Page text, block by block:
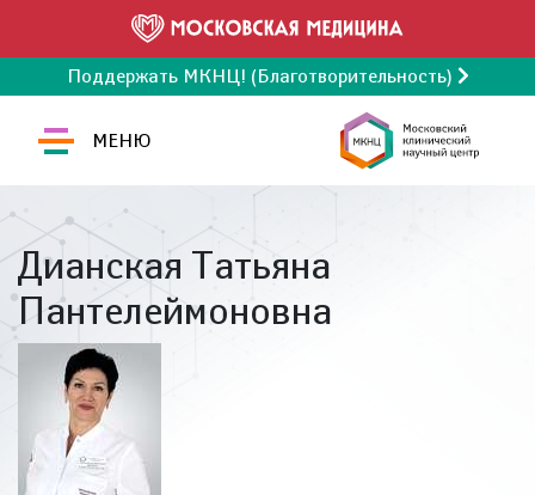
Поддержать МКНЦ! (Благотворительность)
МЕНЮ
Дианская Татьяна
Пантелеймоновна